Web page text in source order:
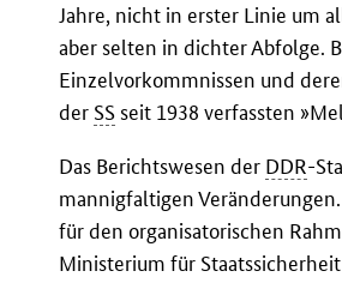
Jahre, nicht in erster Linie um
aber selten in dichter Abfolge.
Einzelvorkommnissen und
der SSseit 1938 verfassten
Das Berichtswesen der DDR-
mannigfaltigen
für den organisatorischen
Ministerium für